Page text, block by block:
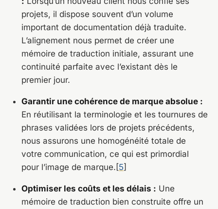
projets, il dispose souvent d’un volume
important de documentation déjà traduite.
L’alignement nous permet de créer une
mémoire de traduction initiale, assurant une
continuité parfaite avec l’existant dès le
premier jour.
Garantir une cohérence de marque absolue :
En réutilisant la terminologie et les tournures de
phrases validées lors de projets précédents,
nous assurons une homogénéité totale de
votre communication, ce qui est primordial
pour l’image de marque.[5]
Optimiser les coûts et les délais : Une
mémoire de traduction bien construite offre un